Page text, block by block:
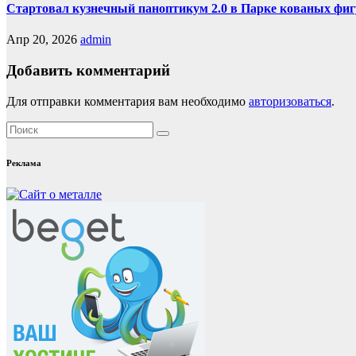
Стартовал кузнечный паноптикум 2.0 в Парке кованых
Апр 20, 2026 admin
Добавить комментарий
Для отправки комментария вам необходимо авторизоваться.
Реклама